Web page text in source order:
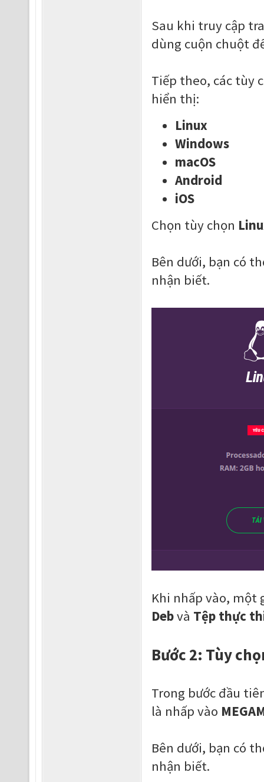
Sau khi truy cập
dùng cuộn chuột
Tiếp theo, các tùy
hiển thị:
Linux
Windows
macOS
Android
iOS
Chọn tùy chọn
Bên dưới, bạn có
nhận biết.
Khi nhấp vào, một
Debvà Tệp thực
Bước 2: Tùy
Trong bước đầu
là nhấp vào
Bên dưới, bạn có
nhận biết.